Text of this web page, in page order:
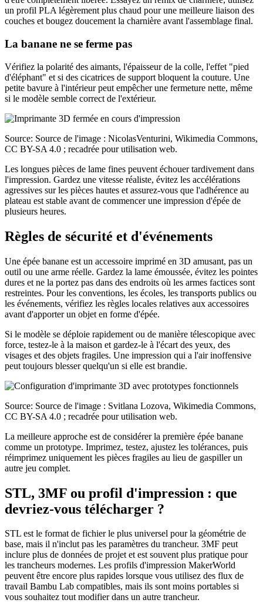
un profil PLA légèrement plus chaud pour une meilleure liaison des
couches et bougez doucement la charnière avant l'assemblage final.
La banane ne se ferme pas
Vérifiez la polarité des aimants, l'épaisseur de la colle, l'effet "pied
d'éléphant" et si des cicatrices de support bloquent la couture. Une
petite bavure à l'intérieur peut empêcher une fermeture nette, même
si le modèle semble correct de l'extérieur.
Source: Source de l'image : NicolasVenturini, Wikimedia Commons,
CC BY-SA 4.0 ; recadrée pour utilisation web.
Les longues pièces de lame fines peuvent échouer tardivement dans
l'impression. Gardez une vitesse réaliste, évitez les accélérations
agressives sur les pièces hautes et assurez-vous que l'adhérence au
plateau est stable avant de commencer une impression d'épée de
plusieurs heures.
Règles de sécurité et d'événements
Une épée banane est un accessoire imprimé en 3D amusant, pas un
outil ou une arme réelle. Gardez la lame émoussée, évitez les pointes
dures et ne la portez pas dans des endroits où les armes factices sont
restreintes. Pour les conventions, les écoles, les transports publics ou
les événements, vérifiez les règles locales relatives aux accessoires
avant d'apporter un objet en forme d'épée.
Si le modèle se déploie rapidement ou de manière télescopique avec
force, testez-le à la maison et gardez-le à l'écart des yeux, des
visages et des objets fragiles. Une impression qui a l'air inoffensive
peut toujours blesser quelqu'un si elle est brandie.
Source: Source de l'image : Svitlana Lozova, Wikimedia Commons,
CC BY-SA 4.0 ; recadrée pour utilisation web.
La meilleure approche est de considérer la première épée banane
comme un prototype. Imprimez, testez, ajustez les tolérances, puis
réimprimez uniquement les pièces fragiles au lieu de gaspiller un
autre jeu complet.
STL, 3MF ou profil d'impression : que
devriez-vous télécharger ?
STL est le format de fichier le plus universel pour la géométrie de
base, mais il n'inclut pas les paramètres du trancheur. 3MF peut
inclure plus de données de projet et est souvent plus pratique pour
les trancheurs modernes. Les profils d'impression MakerWorld
peuvent être encore plus rapides lorsque vous utilisez des flux de
travail Bambu Lab compatibles, mais ils sont moins portables si
vous souhaitez tout modifier dans un autre trancheur.